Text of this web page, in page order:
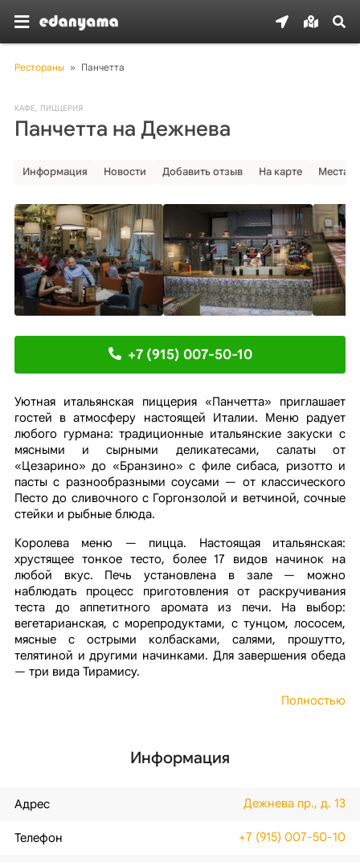
Рестораны » Панчетта
КАФЕ, ПИЦЦЕРИЯ
Панчетта на Дежнева
Информация Новости Добавить отзыв На карте Места
+7 (915) 007-50-10
Уютная итальянская пиццерия «Панчетта» приглашает
гостей в атмосферу настоящей Италии. Меню радует
любого гурмана: традиционные итальянские закуски с
мясными и сырными деликатесами, салаты от
«Цезарино» до «Бранзино» с филе сибаса, ризотто и
пасты с разнообразными соусами — от классического
Песто до сливочного с Горгонзолой и ветчиной, сочные
стейки и рыбные блюда.
Королева меню — пицца. Настоящая итальянская:
хрустящее тонкое тесто, более 17 видов начинок на
любой вкус. Печь установлена в зале — можно
наблюдать процесс приготовления от раскручивания
теста до аппетитного аромата из печи. На выбор:
вегетарианская, с морепродуктами, с тунцом, лососем,
мясные с острыми колбасками, салями, прошутто,
телятиной и другими начинками. Для завершения обеда
— три вида Тирамису.
Полностью
Информация
Адрес Дежнева пр., д. 13
Телефон +7 (915) 007-50-10